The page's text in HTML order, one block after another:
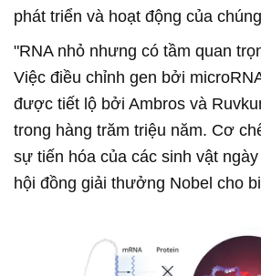
phát triển và hoạt động của
"RNA nhỏ nhưng có tầm quan
Việc điều chỉnh gen bởi
được tiết lộ bởi Ambros và
trong hàng trăm triệu năm. Cơ
sự tiến hóa của các sinh vật
hội đồng giải thưởng Nobel cho